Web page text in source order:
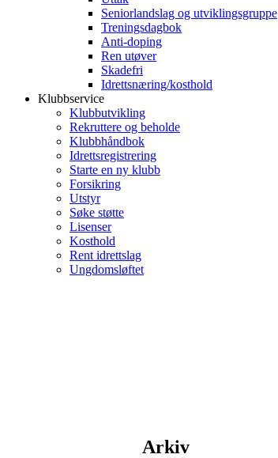
Seniorlandslag og utviklingsgruppe
Treningsdagbok
Anti-doping
Ren utøver
Skadefri
Idrettsnæring/kosthold
Klubbservice
Klubbutvikling
Rekruttere og beholde
Klubbhåndbok
Idrettsregistrering
Starte en ny klubb
Forsikring
Utstyr
Søke støtte
Lisenser
Kosthold
Rent idrettslag
Ungdomsløftet
Arkiv